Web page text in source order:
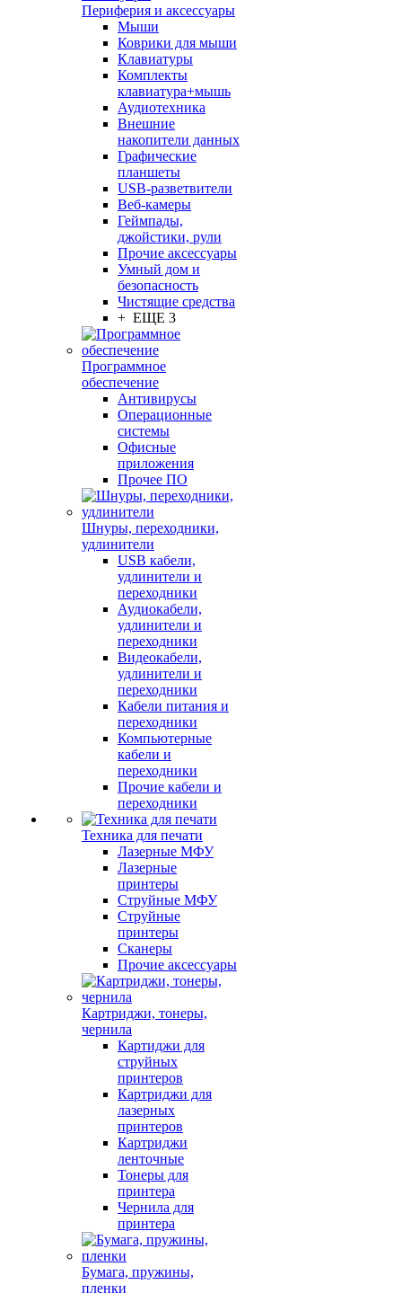
Периферия и аксессуары
Мыши
Коврики для мыши
Клавиатуры
Комплекты
клавиатура+мышь
Аудиотехника
Внешние
накопители данных
Графические
планшеты
USB-разветвители
Веб-камеры
Геймпады,
джойстики, рули
Прочие аксессуары
Умный дом и
безопасность
Чистящие средства
+ ЕЩЕ 3
Программное
обеспечение
Антивирусы
Операционные
системы
Офисные
приложения
Прочее ПО
Шнуры, переходники,
удлинители
USB кабели,
удлинители и
переходники
Аудиокабели,
удлинители и
переходники
Видеокабели,
удлинители и
переходники
Кабели питания и
переходники
Компьютерные
кабели и
переходники
Прочие кабели и
переходники
Техника для печати
Лазерные МФУ
Лазерные
принтеры
Струйные МФУ
Струйные
принтеры
Сканеры
Прочие аксессуары
Картриджи, тонеры,
чернила
Картиджи для
струйных
принтеров
Картриджи для
лазерных
принтеров
Картриджи
ленточные
Тонеры для
принтера
Чернила для
принтера
Бумага, пружины,
пленки